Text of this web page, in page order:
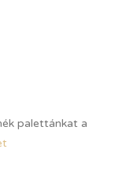
palettánkat a